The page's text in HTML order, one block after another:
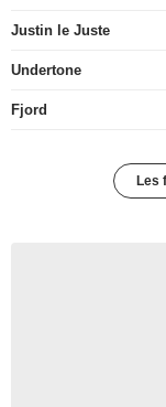
Justin le Juste
Undertone
Fjord
Les